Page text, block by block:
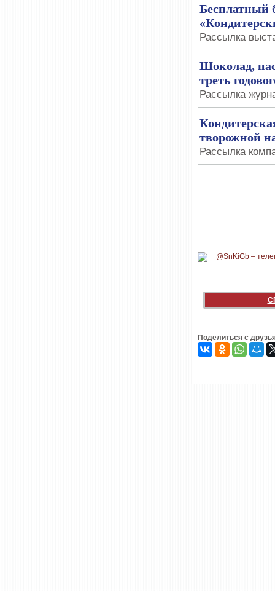
Бесплатный
Рассылка
Шоколад,
треть
Рассылка
творожной
Рассылка
Поделиться с